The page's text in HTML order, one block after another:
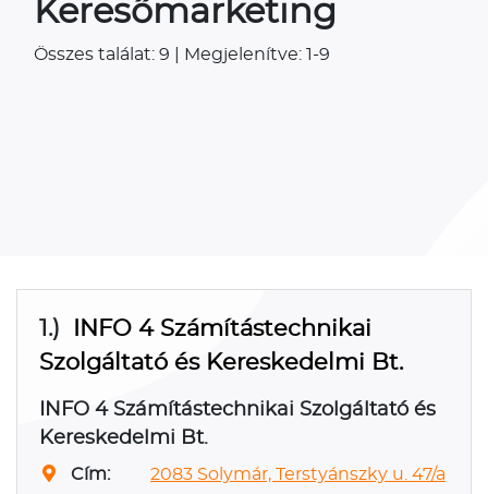
Keresőmarketing
Összes találat: 9 | Megjelenítve: 1-9
1.)
INFO 4 Számítástechnikai
Szolgáltató és Kereskedelmi Bt.
INFO 4 Számítástechnikai Szolgáltató és
Kereskedelmi Bt.
Cím: 2083 Solymár, Terstyánszky u. 47/a